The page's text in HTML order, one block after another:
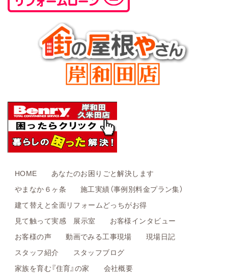
HOME
あなたのお困りごと解決します
やまなか６ヶ条
施工実績（事例別料金プラン集）
建て替えと全面リフォームどっちがお得
見て触って実感 展示室
お客様インタビュー
お客様の声
動画でみる工事現場
現場日記
スタッフ紹介
スタッフブログ
家族を育む『住育』の家
会社概要